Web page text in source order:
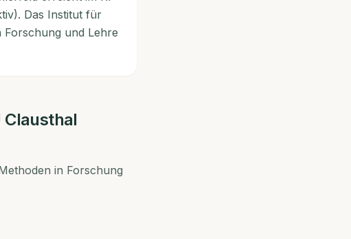
Das Institut für
Forschung und Lehre
in Forschung